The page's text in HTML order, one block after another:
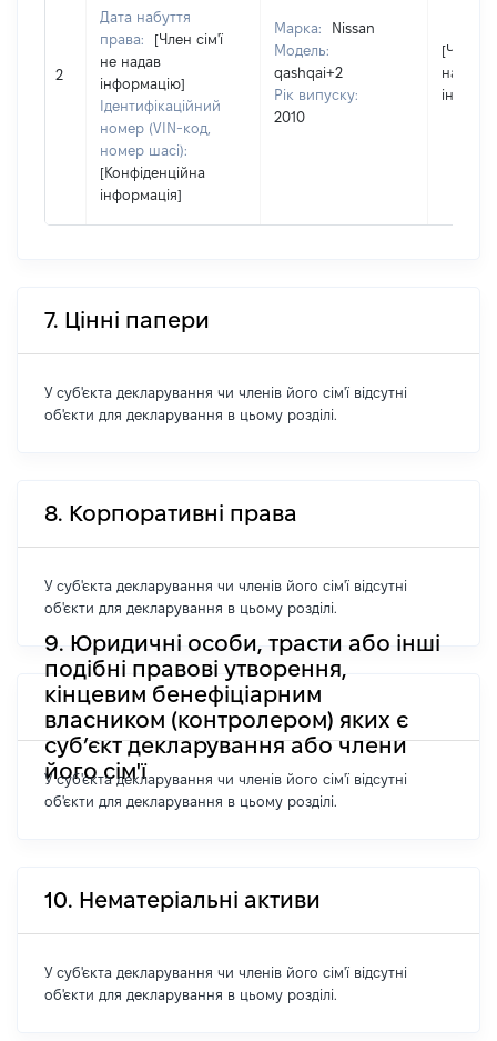
2
Дата набуття
права:
[Член сім'ї
не надав
інформацію]
Ідентифікаційний
номер (VIN-код,
номер шасі):
[Конфіденційна
інформація]
Марка:
Nissan
Модель:
qashqai+2
Рік випуску:
2010
[Член
надав
7. Цінні папери
У суб'єкта декларування чи членів його сім'ї відсутні
об'єкти для декларування в цьому розділі.
8. Корпоративні права
У суб'єкта декларування чи членів його сім'ї відсутні
об'єкти для декларування в цьому розділі.
9. Юридичні особи, трасти або інші
подібні правові утворення,
кінцевим бенефіціарним
власником (контролером) яких є
суб’єкт декларування або члени
його сім'ї
У суб'єкта декларування чи членів його сім'ї відсутні
об'єкти для декларування в цьому розділі.
10. Нематеріальні активи
У суб'єкта декларування чи членів його сім'ї відсутні
об'єкти для декларування в цьому розділі.